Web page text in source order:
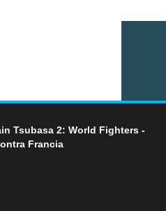
Tsubasa 2: World Fighters -
Francia